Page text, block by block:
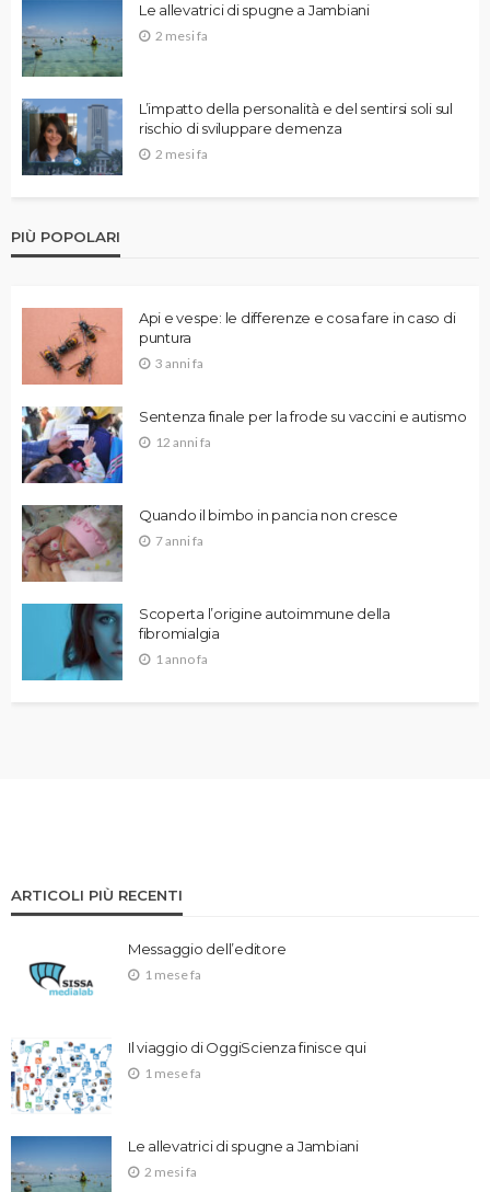
Le allevatrici di spugne a Jambiani
2 mesi fa
L’impatto della personalità e del sentirsi soli sul
rischio di sviluppare demenza
2 mesi fa
PIÙ POPOLARI
Api e vespe: le differenze e cosa fare in caso di
puntura
3 anni fa
Sentenza finale per la frode su vaccini e autismo
12 anni fa
Quando il bimbo in pancia non cresce
7 anni fa
Scoperta l’origine autoimmune della
fibromialgia
1 anno fa
ARTICOLI PIÙ RECENTI
Messaggio dell’editore
1 mese fa
Il viaggio di OggiScienza finisce qui
1 mese fa
Le allevatrici di spugne a Jambiani
2 mesi fa